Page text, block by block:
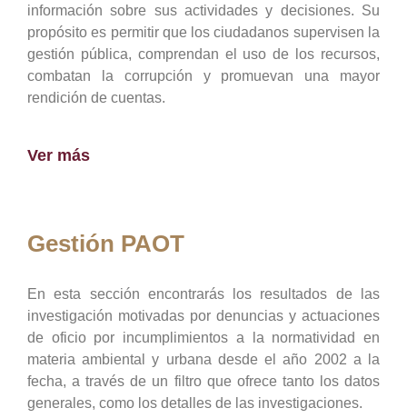
información sobre sus actividades y decisiones. Su
propósito es permitir que los ciudadanos supervisen la
gestión pública, comprendan el uso de los recursos,
combatan la corrupción y promuevan una mayor
rendición de cuentas.
Ver más
Gestión PAOT
En esta sección encontrarás los resultados de las
investigación motivadas por denuncias y actuaciones
de oficio por incumplimientos a la normatividad en
materia ambiental y urbana desde el año 2002 a la
fecha, a través de un filtro que ofrece tanto los datos
generales, como los detalles de las investigaciones.